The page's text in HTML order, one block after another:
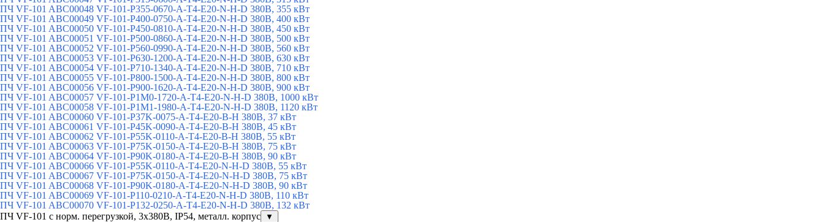
ПЧ VF-101 ABC00048 VF-101-P355-0670-A-T4-E20-N-H-D 380В, 355 кВт
ПЧ VF-101 ABC00049 VF-101-P400-0750-A-T4-E20-N-H-D 380В, 400 кВт
ПЧ VF-101 ABC00050 VF-101-P450-0810-A-T4-E20-N-H-D 380В, 450 кВт
ПЧ VF-101 ABC00051 VF-101-P500-0860-A-T4-E20-N-H-D 380В, 500 кВт
ПЧ VF-101 ABC00052 VF-101-P560-0990-A-T4-E20-N-H-D 380В, 560 кВт
ПЧ VF-101 ABC00053 VF-101-P630-1200-A-T4-E20-N-H-D 380В, 630 кВт
ПЧ VF-101 ABC00054 VF-101-P710-1340-A-T4-E20-N-H-D 380В, 710 кВт
ПЧ VF-101 ABC00055 VF-101-P800-1500-A-T4-E20-N-H-D 380В, 800 кВт
ПЧ VF-101 ABC00056 VF-101-P900-1620-A-T4-E20-N-H-D 380В, 900 кВт
ПЧ VF-101 ABC00057 VF-101-P1M0-1720-A-T4-E20-N-H-D 380В, 1000 кВт
ПЧ VF-101 ABC00058 VF-101-P1M1-1980-A-T4-E20-N-H-D 380В, 1120 кВт
ПЧ VF-101 ABC00060 VF-101-P37K-0075-A-T4-E20-B-H 380В, 37 кВт
ПЧ VF-101 ABC00061 VF-101-P45K-0090-A-T4-E20-B-H 380В, 45 кВт
ПЧ VF-101 ABC00062 VF-101-P55K-0110-A-T4-E20-B-H 380В, 55 кВт
ПЧ VF-101 ABC00063 VF-101-P75K-0150-A-T4-E20-B-H 380В, 75 кВт
ПЧ VF-101 ABC00064 VF-101-P90K-0180-A-T4-E20-B-H 380В, 90 кВт
ПЧ VF-101 ABC00066 VF-101-P55K-0110-A-T4-E20-N-H-D 380В, 55 кВт
ПЧ VF-101 ABC00067 VF-101-P75K-0150-A-T4-E20-N-H-D 380В, 75 кВт
ПЧ VF-101 ABC00068 VF-101-P90K-0180-A-T4-E20-N-H-D 380В, 90 кВт
ПЧ VF-101 ABC00069 VF-101-P110-0210-A-T4-E20-N-H-D 380В, 110 кВт
ПЧ VF-101 ABC00070 VF-101-P132-0250-A-T4-E20-N-H-D 380В, 132 кВт
ПЧ VF-101 с норм. перегрузкой, 3х380В, IP54, металл. корпус
▼